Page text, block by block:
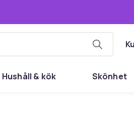
Hushåll & kök Skönhet